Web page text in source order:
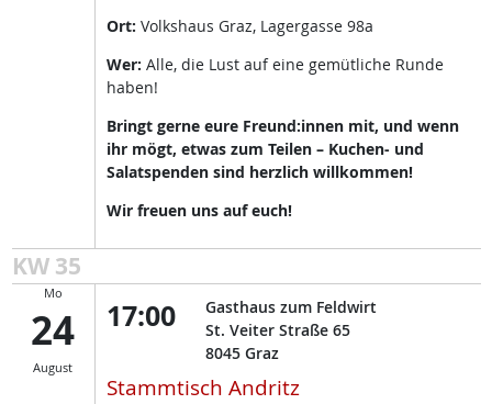
Ort: Volkshaus Graz, Lagergasse 98a
Wer: Alle, die Lust auf eine gemütliche Runde
haben!
Bringt gerne eure Freund:innen mit, und wenn
ihr mögt, etwas zum Teilen – Kuchen- und
Salatspenden sind herzlich willkommen!
Wir freuen uns auf euch!
KW 35
Mo
24
August
17:00
Gasthaus zum Feldwirt
St. Veiter Straße 65
8045 Graz
Stammtisch Andritz